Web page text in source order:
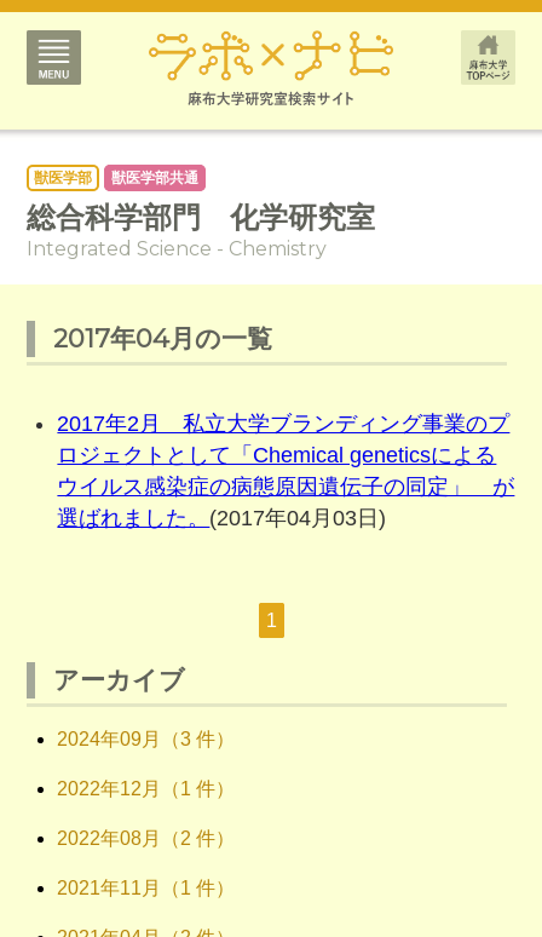
獣医学部 獣医学部共通
総合科学部門 化学研究室
Integrated Science - Chemistry
2017年04月の一覧
2017年2月 私立大学ブランディング事業のプ
ロジェクトとして「Chemical geneticsによる
ウイルス感染症の病態原因遺伝子の同定」 が
選ばれました。 (2017年04月03日)
1
アーカイブ
2024年09月（3 件）
2022年12月（1 件）
2022年08月（2 件）
2021年11月（1 件）